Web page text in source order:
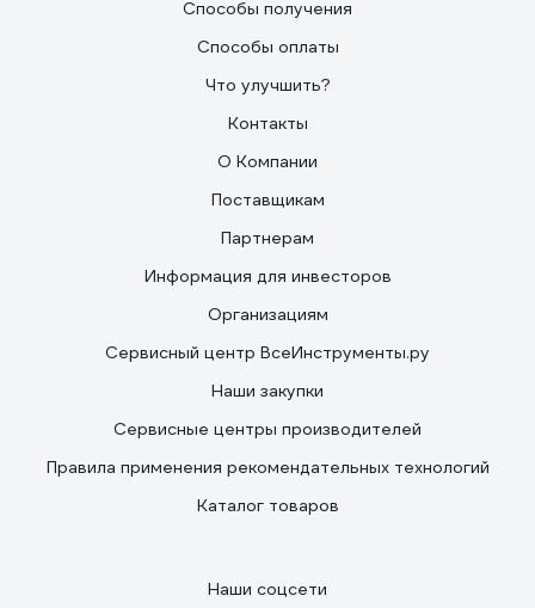
Способы получения
Способы оплаты
Что улучшить?
Контакты
О Компании
Поставщикам
Партнерам
Информация для инвесторов
Организациям
Сервисный центр ВсеИнструменты.ру
Наши закупки
Сервисные центры производителей
Правила применения рекомендательных технологий
Каталог товаров
Наши соцсети